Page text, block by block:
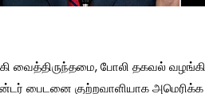
வைத்திருந்தமை, போலி தகவல்
பைடனை குற்றவாளியாக அமெரிக்க